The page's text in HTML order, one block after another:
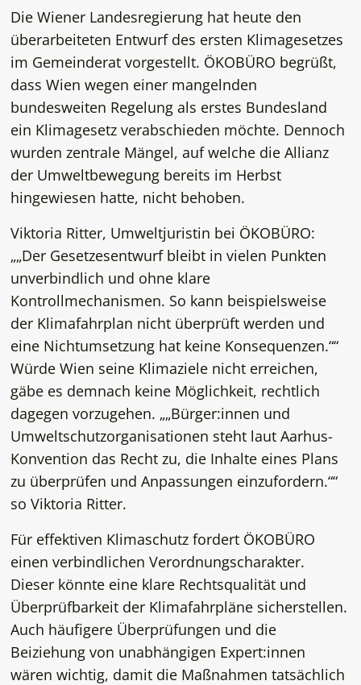
Die Wiener Landesregierung hat heute den
überarbeiteten Entwurf des ersten Klimagesetzes
im Gemeinderat vorgestellt. ÖKOBÜRO begrüßt,
dass Wien wegen einer mangelnden
bundesweiten Regelung als erstes Bundesland
ein Klimagesetz verabschieden möchte. Dennoch
wurden zentrale Mängel, auf welche die Allianz
der Umweltbewegung bereits im Herbst
hingewiesen hatte, nicht behoben.
Viktoria Ritter, Umweltjuristin bei ÖKOBÜRO:
„ Der Gesetzesentwurf bleibt in vielen Punkten
unverbindlich und ohne klare
Kontrollmechanismen. So kann beispielsweise
der Klimafahrplan nicht überprüft werden und
eine Nichtumsetzung hat keine Konsequenzen. “
Würde Wien seine Klimaziele nicht erreichen,
gäbe es demnach keine Möglichkeit, rechtlich
dagegen vorzugehen. „ Bürger:innen und
Umweltschutzorganisationen steht laut Aarhus-
Konvention das Recht zu, die Inhalte eines Plans
zu überprüfen und Anpassungen einzufordern. “
so Viktoria Ritter.
Für effektiven Klimaschutz fordert ÖKOBÜRO
einen verbindlichen Verordnungscharakter.
Dieser könnte eine klare Rechtsqualität und
Überprüfbarkeit der Klimafahrpläne sicherstellen.
Auch häufigere Überprüfungen und die
Beiziehung von unabhängigen Expert:innen
wären wichtig, damit die Maßnahmen tatsächlich